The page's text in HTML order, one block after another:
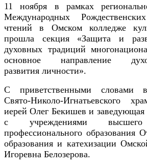
11 ноября в рамках
Международных
чтений в Омском колледже
прошла секция «Защита и
духовных традиций
основное направление
развития личности».
С приветственными словами
Свято-Николо-Игнатьевского
иерей Олег Бекишев и заведующая
с учреждениями
профессионального образования
образования и катехизации
Игоревна Белозерова.